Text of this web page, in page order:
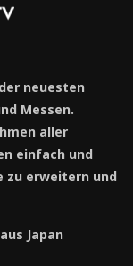
neuesten
Messen.
aller
einfach und
zu erweitern und
Japan